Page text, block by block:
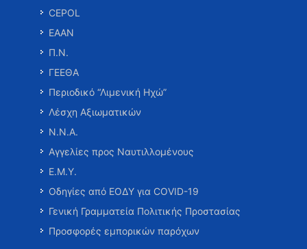
CEPOL
ΕΑΑΝ
Π.Ν.
ΓΕΕΘΑ
Περιοδικό “Λιμενική Ηχώ”
Λέσχη Αξιωματικών
Ν.Ν.Α.
Αγγελίες προς Ναυτιλλομένους
Ε.Μ.Υ.
Οδηγίες από ΕΟΔΥ για COVID-19
Γενική Γραμματεία Πολιτικής Προστασίας
Προσφορές εμπορικών παρόχων